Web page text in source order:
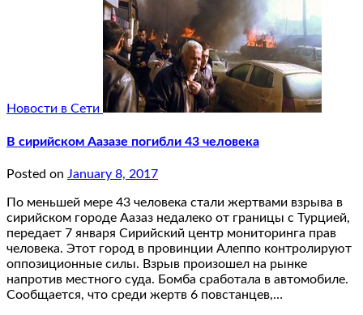
Новости в Сети
В сирийском Аазазе погибли 43 человека
Posted on January 8, 2017
По меньшей мере 43 человека стали жертвами взрыва в
сирийском городе Аазаз недалеко от границы с Турцией,
передает 7 января Сирийский центр мониторинга прав
человека. Этот город в провинции Алеппо контролируют
оппозиционные силы. Взрыв произошел на рынке
напротив местного суда. Бомба сработала в автомобиле.
Сообщается, что среди жертв 6 повстанцев,…